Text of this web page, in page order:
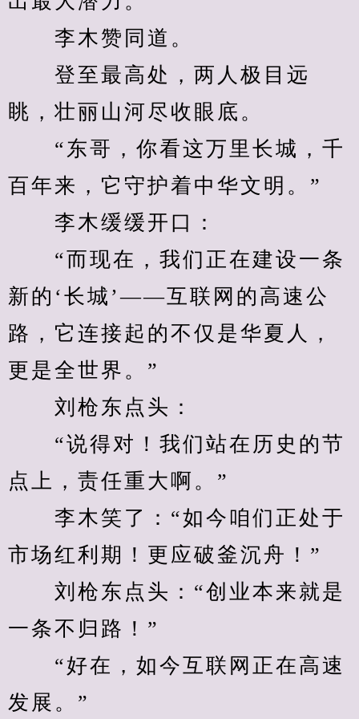
李木赞同道。
登至最高处，两人极目远
眺，壮丽山河尽收眼底。
“东哥，你看这万里长城，千
百年来，它守护着中华文明。”
李木缓缓开口：
“而现在，我们正在建设一条
新的‘长城’——互联网的高速公
路，它连接起的不仅是华夏人，
更是全世界。”
刘枪东点头：
“说得对！我们站在历史的节
点上，责任重大啊。”
李木笑了：“如今咱们正处于
市场红利期！更应破釜沉舟！”
刘枪东点头：“创业本来就是
一条不归路！”
“好在，如今互联网正在高速
发展。”